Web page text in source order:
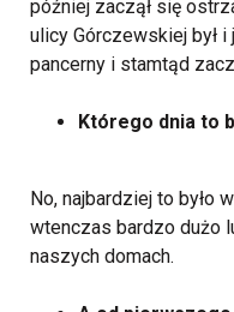
później zaczął się
ulicy Górczewskiej był i
pancerny i stamtąd
Którego dnia to
No, najbardziej to było
wtenczas bardzo dużo
naszych domach.